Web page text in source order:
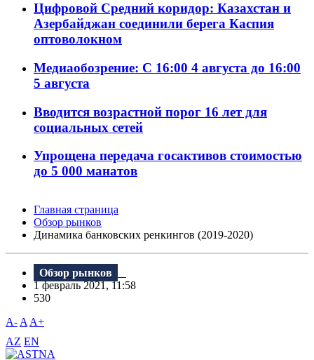
Цифровой Средний коридор: Казахстан и
Азербайджан соединили берега Каспия
оптоволокном
Медиаобозрение: С 16:00 4 августа до 16:00
5 августа
Вводится возрастной порог 16 лет для
социальных сетей
Упрощена передача госактивов стоимостью
до 5 000 манатов
Главная страница
Обзор рынков
Динамика банковских ренкингов (2019-2020)
Обзор рынков
1 февраль 2021, 11:58
530
A- A A+
AZ EN